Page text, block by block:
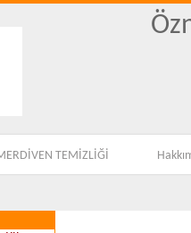
TEMİZLİĞİ